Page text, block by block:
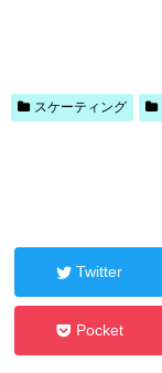
スケーティング
Twitter
Pocket